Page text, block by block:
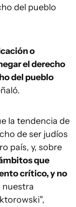
del pueblo
o
el derecho
del pueblo
la tendencia de
de ser judíos
país, y, sobre
que
crítico, y no
nuestra